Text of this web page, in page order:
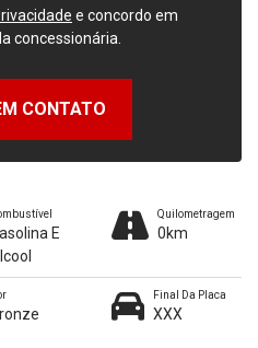
e concordo em
concessionária.
CONTATO
E
Quilometragem
0km
Final Da Placa
XXX